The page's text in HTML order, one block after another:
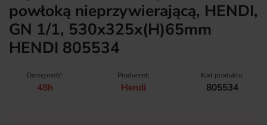
powłoką nieprzywierającą, HENDI,
GN 1/1, 530x325x(H)65mm
HENDI 805534
Dostępność:
48h
Producent:
Hendi
Kod produktu:
805534